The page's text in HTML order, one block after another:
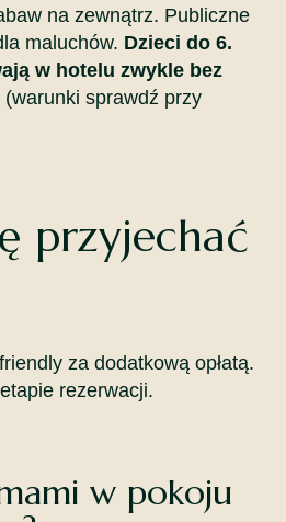
na zewnątrz. Publiczne
maluchów. Dzieci do 6.
w hotelu zwykle bez
(warunki sprawdź przy
przyjechać
za dodatkową opłatą.
rezerwacji.
w pokoju